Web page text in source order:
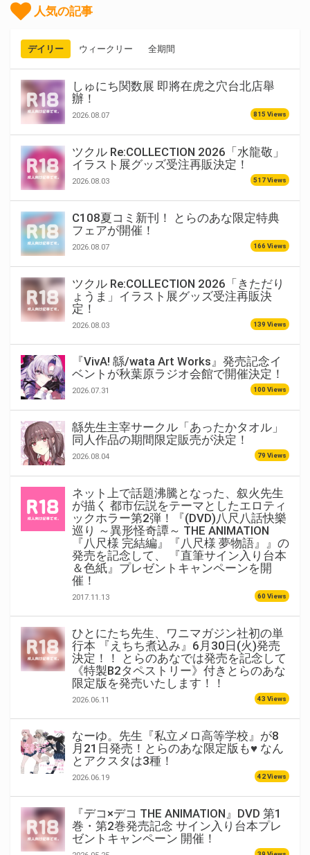
人気の記事
デイリー ウィークリー 全期間
しゅにち関数展 即將在虎之穴台北店舉
辦！
2026.08.07 815 Views
ツクル Re:COLLECTION 2026「水龍敬」
イラスト展グッズ受注再販決定！
2026.08.03 517 Views
C108夏コミ新刊！ とらのあな限定特典
フェアが開催！
2026.08.07 166 Views
ツクル Re:COLLECTION 2026「きただり
ょうま」イラスト展グッズ受注再販決
定！
2026.08.03 139 Views
『VivA! 緜/wata Art Works』発売記念イ
ベントが秋葉原ラジオ会館で開催決定！
2026.07.31 100 Views
緜先生主宰サークル「あったかタオル」
同人作品の期間限定販売が決定！
2026.08.04 79 Views
ネット上で話題沸騰となった、叙火先生
が描く 都市伝説をテーマとしたエロティ
ックホラー第2弾！『(DVD)八尺八話快樂
巡り ～異形怪奇譚～ THE ANIMATION
『八尺様 完結編』『八尺様 夢物語』』の
発売を記念して、 『直筆サイン入り台本
＆色紙』プレゼントキャンペーンを開
催！
2017.11.13 60 Views
ひとにたち先生、ワニマガジン社初の単
行本 『えちち煮込み』6月30日(火)発売
決定！！ とらのあなでは発売を記念して
《特製B2タペストリー》付きとらのあな
限定版を発売いたします！！
2026.06.11 43 Views
なーゆ。先生『私立メロ高等学校』が8
月21日発売！とらのあな限定版も♥ なん
とアクスタは3種！
2026.06.19 42 Views
『デコ×デコ THE ANIMATION』DVD 第1
巻・第2巻発売記念 サイン入り台本プレ
ゼントキャンペーン 開催！